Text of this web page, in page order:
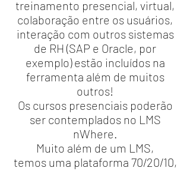
treinamento presencial, virtual,
colaboração entre os usuários,
interação com outros sistemas
de RH (SAP e Oracle, por
exemplo) estão incluídos na
ferramenta além de muitos
outros!
Os cursos presenciais poderão
ser contemplados no LMS
nWhere.
Muito além de um LMS,
temos uma plataforma 70/20/10,